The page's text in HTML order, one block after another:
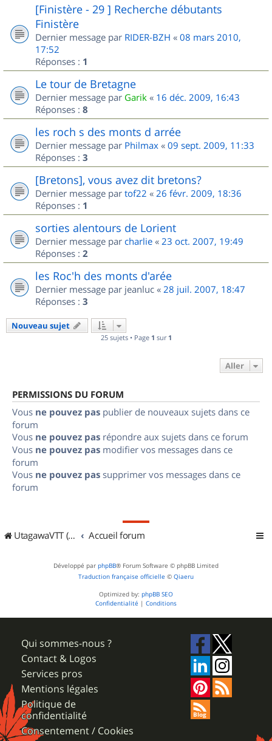
[Finistère - 29 ] Recherche débutants
Finistère
Dernier message par RIDER-BZH « 08 mars 2010,
17:52
Réponses : 1
Le tour de Bretagne
Dernier message par Garik « 16 déc. 2009, 16:43
Réponses : 8
les roch s des monts d arrée
Dernier message par Philmax « 09 sept. 2009, 11:33
Réponses : 3
[Bretons], vous avez dit bretons?
Dernier message par tof22 « 26 févr. 2009, 18:36
Réponses : 1
sorties alentours de Lorient
Dernier message par charlie « 23 oct. 2007, 19:49
Réponses : 2
les Roc'h des monts d'arée
Dernier message par jeanluc « 28 juil. 2007, 18:47
Réponses : 3
Nouveau sujet
25 sujets • Page 1 sur 1
Aller
PERMISSIONS DU FORUM
Vous ne pouvez pas publier de nouveaux sujets dans ce
forum
Vous ne pouvez pas répondre aux sujets dans ce forum
Vous ne pouvez pas modifier vos messages dans ce
forum
Vous ne pouvez pas supprimer vos messages dans ce
forum
UtagawaVTT (Randos VTT et VTTAE avec traces GPS) Accueil forum
Développé par phpBB® Forum Software © phpBB Limited
Traduction française officielle © Qiaeru
Optimized by: phpBB SEO
Confidentialité | Conditions
Qui sommes-nous ?
Contact & Logos
Services pros
Mentions légales
Politique de
confidentialité
Consentement / Cookies